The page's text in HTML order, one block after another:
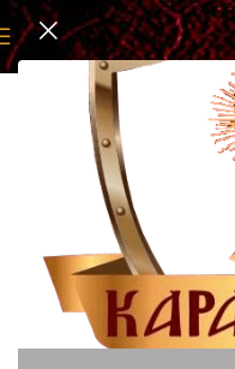
Αρχική σελίδα ΕΙΚΟΝΕΣ